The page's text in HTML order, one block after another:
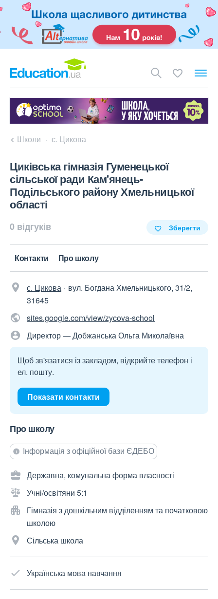
Школи с. Цикова
Циківська гімназія Гуменецької
сільської ради Кам'янець-
Подільського району Хмельницької
області
0 відгуків Зберегти
Контакти Про школу
с. Цикова
вул. Богдана Хмельницького, 31/2,
31645
sites.google.com/view/zycova-school
Директор — Добжанська Ольга Миколаївна
Щоб зв'язатися із закладом, відкрийте телефон і
ел. пошту.
Показати контакти
Про школу
Інформація з офіційної бази ЄДЕБО
Державна, комунальна форма власності
Учні/освітяни 5:1
Гімназія з дошкільним відділенням та початковою
школою
Сільська школа
Українська мова навчання